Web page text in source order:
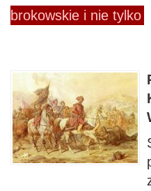
brokowskie i nie tylko